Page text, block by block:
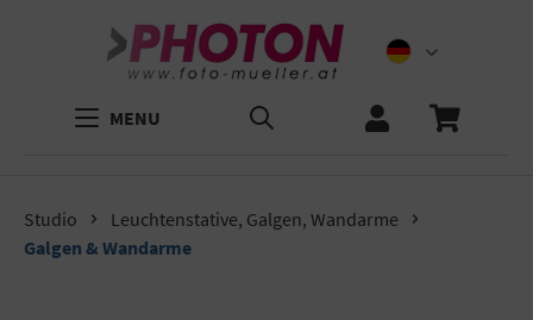
MENU
Studio
Leuchtenstative, Galgen, Wandarme
Galgen & Wandarme